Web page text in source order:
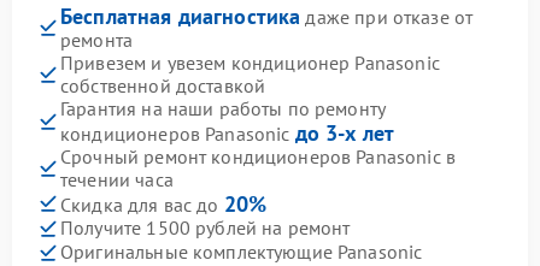
Бесплатная диагностика даже при отказе от
ремонта
Привезем и увезем кондиционер Panasonic
собственной доставкой
Гарантия на наши работы по ремонту
кондиционеров Panasonic до 3-х лет
Срочный ремонт кондиционеров Panasonic в
течении часа
Скидка для вас до 20%
Получите 1500 рублей на ремонт
Оригинальные комплектующие Panasonic